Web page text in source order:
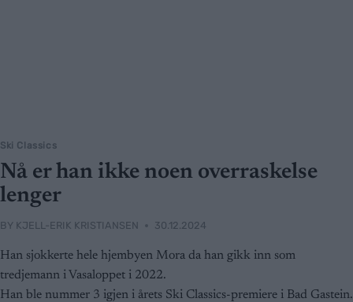
Ski Classics
Nå er han ikke noen overraskelse
lenger
BY KJELL-ERIK KRISTIANSEN 30.12.2024
Han sjokkerte hele hjembyen Mora da han gikk inn som
tredjemann i Vasaloppet i 2022.
Han ble nummer 3 igjen i årets Ski Classics-premiere i Bad Gastein.